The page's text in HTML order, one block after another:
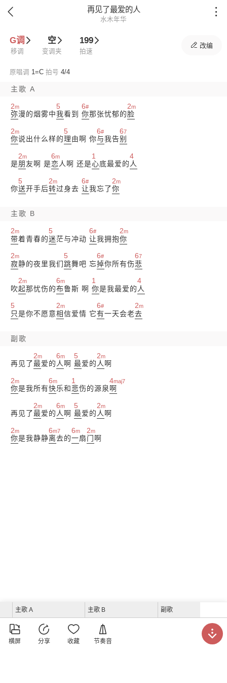
 再见了最爱的人
水木年华

G调
移调
空
变调夹
199
拍速
 改编
原唱调 1=C 拍号 4/4
主歌 A
2m
弥漫的烟雾中
5
我看到
6#
你那张忧郁的
2m
脸
2m
你说出什么样的
5
理由啊 你
6#
与我告
67
别
是
2m
朋 友啊 是
6m
恋 人啊 还是
1
心底最爱的
4
人
你
5
送开手后
2m
转过身去
6#
让我忘了
2m
你
主歌 B
2m
带着青春的
5
迷茫与冲动
6#
让我拥抱
2m
你
2m
寂静的夜里我们
5
跳舞吧 忘
6#
掉你所有伤
67
悲
吹
2m
起那忧伤的
6m
布鲁斯 啊
1
你是我最爱的
4
人
5
只是你不愿意
2m
相信爱情 它
6#
有一天会老
2m
去
副歌
再见了
2m
最爱的
6m
人啊
5
最爱的
2m
人啊
2m
你是我所有
6m
快乐和
1
悲伤的源泉
4maj7
啊
再见了
2m
最爱的
6m
人啊
5
最爱的
2m
人啊
2m
你是我静静
6m7
离去的
6m
一扇
2m
门 啊
主歌 A 主歌 B 副歌

横屏

分享

收藏

节奏音
